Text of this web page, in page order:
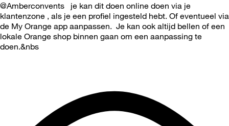
@Amberconvents je kan dit doen online doen via je
klantenzone , als je een profiel ingesteld hebt. Of eventueel via
de My Orange app aanpassen. Je kan ook altijd bellen of een
lokale Orange shop binnen gaan om een aanpassing te
doen.&nbs